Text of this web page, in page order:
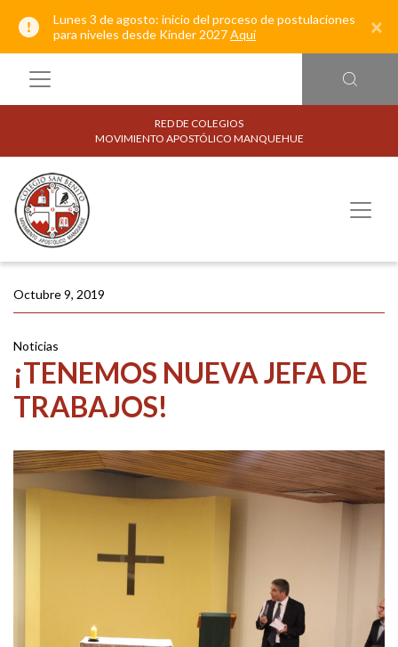
Lunes 3 de agosto: inicio del proceso de postulaciones
para niveles desde Kínder 2027Aquí ×
RED DE COLEGIOS
MOVIMIENTO APOSTÓLICO MANQUEHUE
Octubre 9, 2019
Noticias
¡TENEMOS NUEVA JEFA DE
TRABAJOS!